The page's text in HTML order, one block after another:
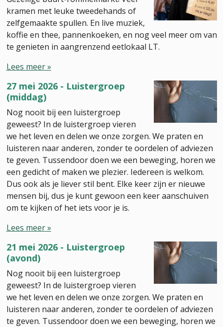
kramen met leuke tweedehands of
zelfgemaakte spullen. En live muziek,
koffie en thee, pannenkoeken, en nog veel meer om van
te genieten in aangrenzend eetlokaal LT.
Lees meer »
27 mei 2026 - Luistergroep
(middag)
Nog nooit bij een luistergroep
geweest? In de luistergroep vieren
we het leven en delen we onze zorgen. We praten en
luisteren naar anderen, zonder te oordelen of adviezen
te geven. Tussendoor doen we een beweging, horen we
een gedicht of maken we plezier. Iedereen is welkom.
Dus ook als je liever stil bent. Elke keer zijn er nieuwe
mensen bij, dus je kunt gewoon een keer aanschuiven
om te kijken of het iets voor je is.
Lees meer »
21 mei 2026 - Luistergroep
(avond)
Nog nooit bij een luistergroep
geweest? In de luistergroep vieren
we het leven en delen we onze zorgen. We praten en
luisteren naar anderen, zonder te oordelen of adviezen
te geven. Tussendoor doen we een beweging, horen we